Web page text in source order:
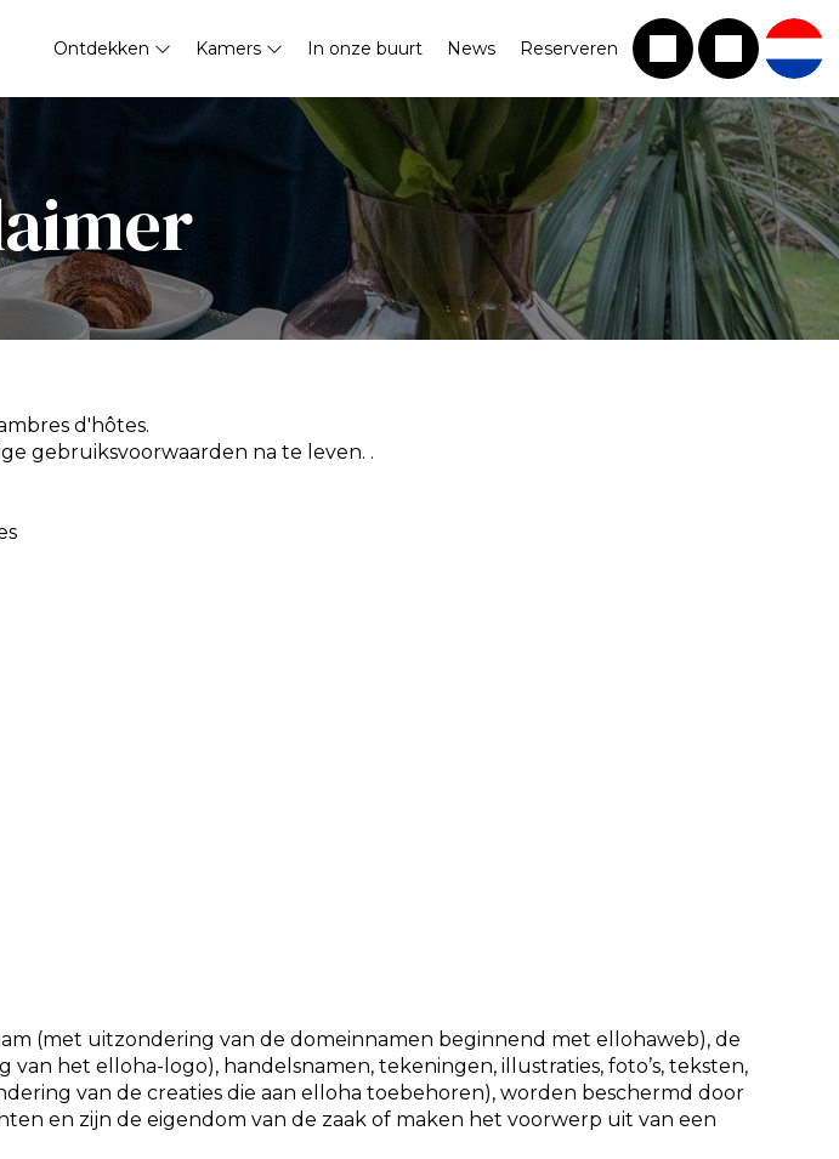
Ontdekken Kamers In onze buurt News Reserveren
d'hôtes.
gebruiksvoorwaarden na te leven. .
(met uitzondering van de domeinnamen beginnend met ellohaweb), de
het elloha-logo), handelsnamen, tekeningen, illustraties, foto’s, teksten,
van de creaties die aan elloha toebehoren), worden beschermd door
en zijn de eigendom van de zaak of maken het voorwerp uit van een